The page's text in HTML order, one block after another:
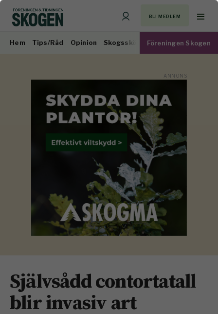
BLI MEDLEM
Hem Tips/Råd Opinion Skogsskötsel Virkesmarknad
Föreningen Skogen
Självsådd contortatall
blir invasiv art